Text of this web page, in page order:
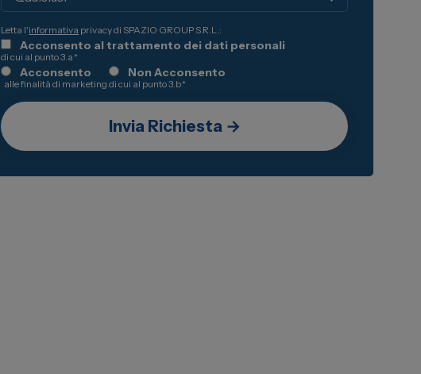
Letta l'informativa privacy di SPAZIO GROUP S.R.L.:
Acconsento al trattamento dei dati personali
di cui al punto 3.a*
Acconsento Non Acconsento
alle finalità di marketing di cui al punto 3.b*